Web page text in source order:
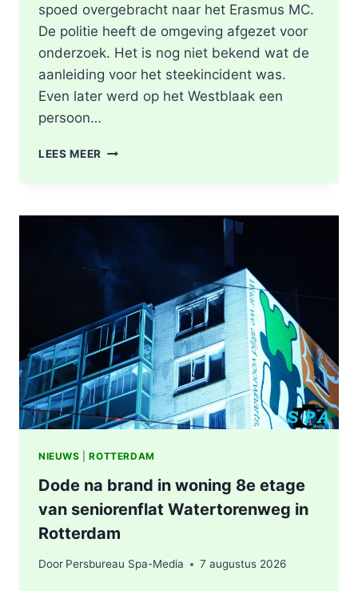
spoed overgebracht naar het Erasmus MC.
De politie heeft de omgeving afgezet voor
onderzoek. Het is nog niet bekend wat de
aanleiding voor het steekincident was.
Even later werd op het Westblaak een
persoon…
LEES MEER POLITIE
STEEKINCIDENT
KAREL
DOORMANSTRAAT
ROTTERDAM
NIEUWS |ROTTERDAM
Dode na brand in woning 8e etage
van seniorenflat Watertorenweg in
Rotterdam
Door Persbureau Spa-Media 7 augustus 2026